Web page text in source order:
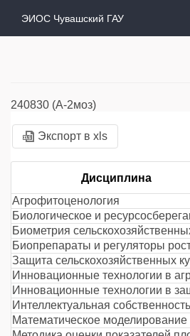
ЭИОС Чувашский ГАУ
240830 (А-2моз)
Экспорт в xls
Дисциплина
Агрофитоценология
Защита сельскохозяйственных